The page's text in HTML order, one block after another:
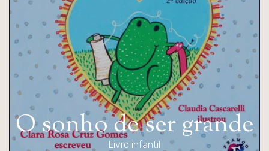
Osonhodeser grande
Livro infantil